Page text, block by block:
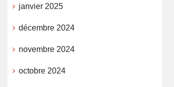
janvier 2025
décembre 2024
novembre 2024
octobre 2024